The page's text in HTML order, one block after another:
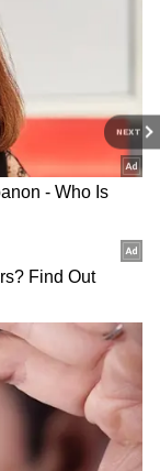
NEXT